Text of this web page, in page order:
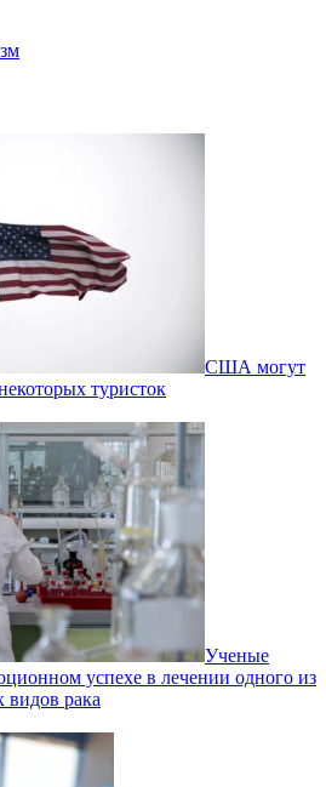
США могут
туристок
Ученые
успехе в лечении одного из
видов рака